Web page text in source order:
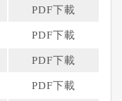
PDF下載
PDF下載
PDF下載
PDF下載